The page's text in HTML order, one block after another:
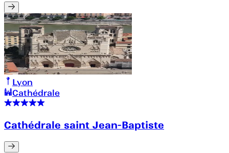
Lyon
Cathédrale
Cathédrale saint Jean-Baptiste